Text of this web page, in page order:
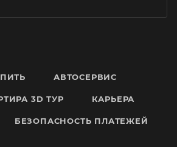
АВТОСЕРВИС
3D ТУР КАРЬЕРА
БЕЗОПАСНОСТЬ ПЛАТЕЖЕЙ